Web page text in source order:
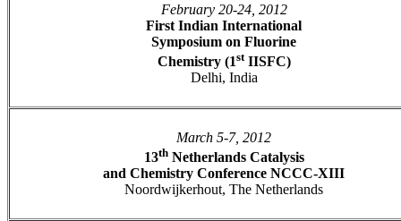
February 20-24, 2012
First Indian International
Symposium on Fluorine
Chemistry (1stIISFC)
Delhi, India
March 5-7, 2012
13thNetherlands Catalysis
and Chemistry Conference NCCC-XIII
Noordwijkerhout, The Netherlands